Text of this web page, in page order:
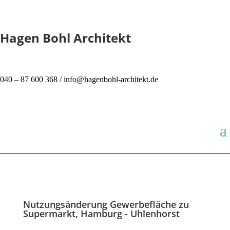
Hagen Bohl Architekt
040 – 87 600 368 / info@hagenbohl-architekt.de
Nutzungsänderung Gewerbefläche zu
Supermarkt, Hamburg - Uhlenhorst